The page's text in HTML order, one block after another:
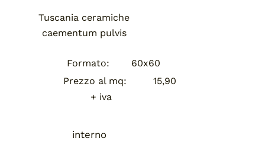
Tuscania ceramiche
caementum pulvis
Formato:
60x60
Prezzo al mq:
15,90
+ iva
interno